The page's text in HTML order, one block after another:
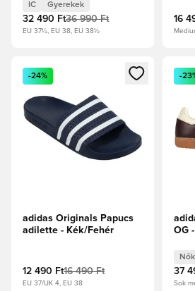
IC Gyerekek
32 490 Ft36 990 Ft
EU 37½, EU 38, EU 38½
16
Megnyit egy modált a
-24%
adidas Originals Papucs
adilette - Kék/Fehér
12 490 Ft16 490 Ft
EU 37/UK 4, EU 38
-
OG
Nők
37
Sok